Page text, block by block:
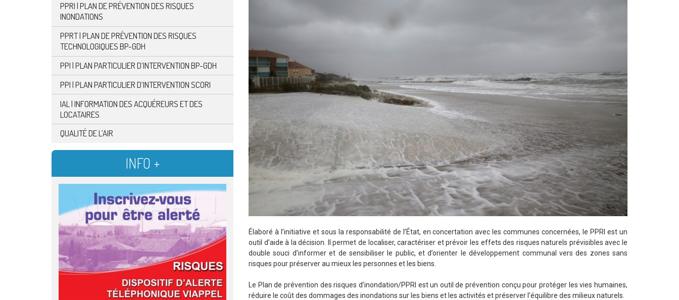
Élaboré à l’initiative et sous la responsabilité de l’État, en concertation avec les communes concernées, le PPRI est un
outil d’aide à la décision. Il permet de localiser, caractériser et prévoir les effets des risques naturels prévisibles avec le
double souci d’informer et de sensibiliser le public, et d’orienter le développement communal vers des zones sans
risques pour préserver au mieux les personnes et les biens.
Le Plan de prévention des risques d’inondation/PPRI est un outil de prévention conçu pour protéger les vies humaines,
réduire le coût des dommages des inondations sur les biens et les activités et préserver l’équilibre des milieux naturels.
PPRI | PLAN DE PRÉVENTION DES RISQUES
INONDATIONS
PPRT | PLAN DE PRÉVENTION DES RISQUES
TECHNOLOGIQUES BP-GDH
PPI | PLAN PARTICULIER D’INTERVENTION BP-GDH
PPI | PLAN PARTICULIER D’INTERVENTION SCORI
IAL | INFORMATION DES ACQUÉREURS ET DES
LOCATAIRES
QUALITÉ DE L’AIR
INFO +